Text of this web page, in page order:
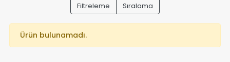
Filtreleme Sıralama
Ürün bulunamadı.